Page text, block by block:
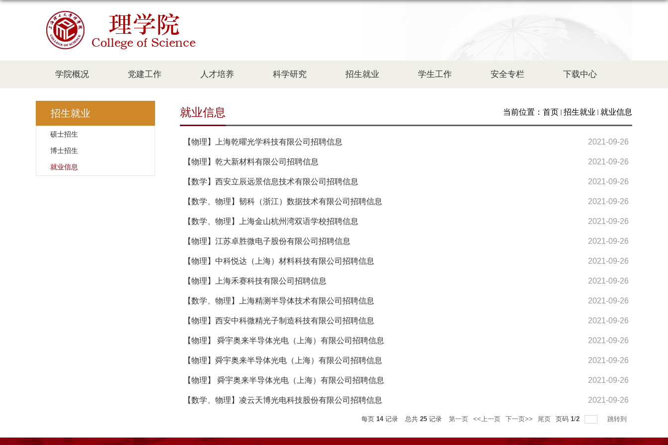
学院概况 党建工作 人才培养 科学研究 招生就业 学生工作 安全专栏 下载中心
招生就业
硕士招生
博士招生
就业信息
当前位置： 首页 招生就业 就业信息
就业信息
【物理】上海乾曜光学科技有限公司招聘信息 2021-09-26
【物理】乾大新材料有限公司招聘信息 2021-09-26
【数学】西安立辰远景信息技术有限公司招聘信息 2021-09-26
【数学、物理】韧科（浙江）数据技术有限公司招聘信息 2021-09-26
【数学、物理】上海金山杭州湾双语学校招聘信息 2021-09-26
【物理】江苏卓胜微电子股份有限公司招聘信息 2021-09-26
【物理】中科悦达（上海）材料科技有限公司招聘信息 2021-09-26
【物理】上海禾赛科技有限公司招聘信息 2021-09-26
【数学、物理】上海精测半导体技术有限公司招聘信息 2021-09-26
【物理】西安中科微精光子制造科技有限公司招聘信息 2021-09-26
【物理】 舜宇奥来半导体光电（上海）有限公司招聘信息 2021-09-26
【物理】舜宇奥来半导体光电（上海）有限公司招聘信息 2021-09-26
【物理】 舜宇奥来半导体光电（上海）有限公司招聘信息 2021-09-26
【数学、物理】凌云天博光电科技股份有限公司招聘信息 2021-09-26
每页 14记录 总共 25 记录 第一页 <<上一页 下一页>> 尾页 页码 1/2 跳转到